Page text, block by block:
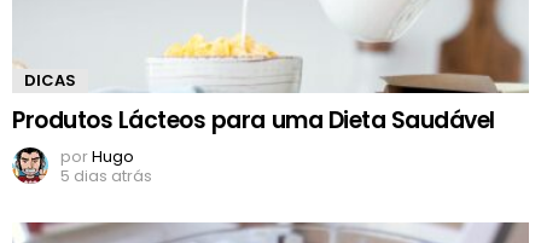
DICAS
Produtos Lácteos para uma Dieta Saudável
porHugo
5 dias atrás